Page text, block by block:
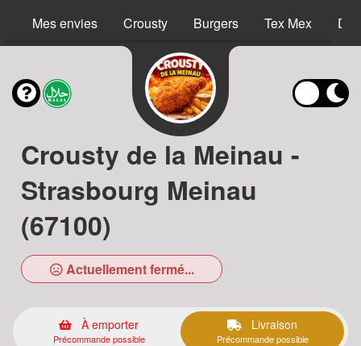
Mes envies Crousty Burgers Tex Mex
Crousty de la Meinau -
Strasbourg Meinau
(67100)
Actuellement fermé...
À emporter
Précommande possible
Livraison
Précommande possible